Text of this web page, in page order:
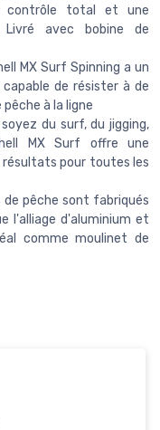
contrôle total et une
Livré avec bobine de
MX Surf Spinning a un
de résister à de
pêche à la ligne
du surf, du jigging,
MX Surf offre une
pour toutes les
pêche sont fabriqués
l'alliage d'aluminium et
comme moulinet de